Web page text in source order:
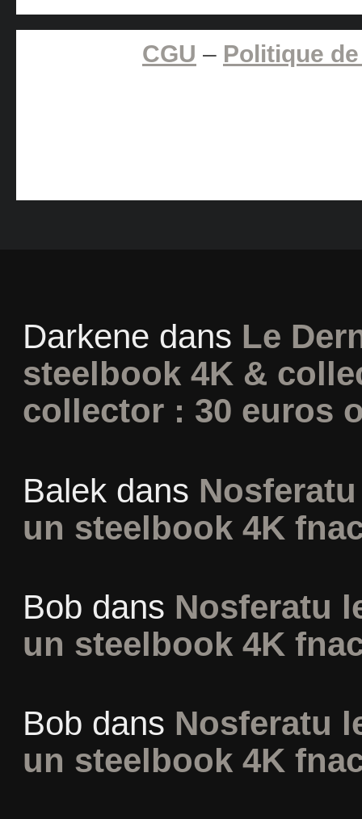
CGU – Politique
Darkene dans Le
steelbook 4K &
collector : 30 euros
Balekdans
un steelbook 4K
Bob dans Nosferatu
un steelbook 4K
Bob dans Nosferatu
un steelbook 4K